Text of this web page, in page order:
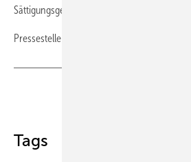
Sättigungsgefühl und Essverhalten eingreifen.
Pressestelle DDG
Tags